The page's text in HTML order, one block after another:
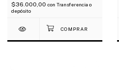
$36.000,00 con Transferencia o
depósito